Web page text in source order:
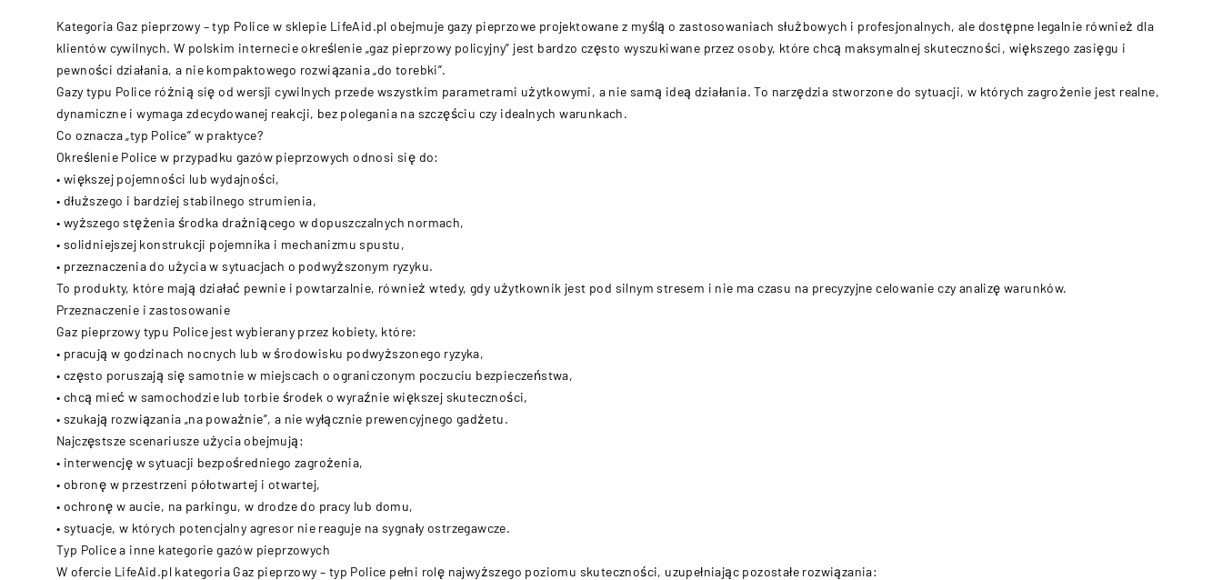
Kategoria Gaz pieprzowy – typ Police w sklepie LifeAid.pl obejmuje gazy pieprzowe projektowane z myślą o zastosowaniach służbowych i profesjonalnych, ale dostępne legalnie również dla
klientów cywilnych. W polskim internecie określenie „gaz pieprzowy policyjny” jest bardzo często wyszukiwane przez osoby, które chcą maksymalnej skuteczności, większego zasięgu i
pewności działania, a nie kompaktowego rozwiązania „do torebki”.
Gazy typu Police różnią się od wersji cywilnych przede wszystkim parametrami użytkowymi, a nie samą ideą działania. To narzędzia stworzone do sytuacji, w których zagrożenie jest realne,
dynamiczne i wymaga zdecydowanej reakcji, bez polegania na szczęściu czy idealnych warunkach.
Co oznacza „typ Police” w praktyce?
Określenie Police w przypadku gazów pieprzowych odnosi się do:
• większej pojemności lub wydajności,
• dłuższego i bardziej stabilnego strumienia,
• wyższego stężenia środka drażniącego w dopuszczalnych normach,
• solidniejszej konstrukcji pojemnika i mechanizmu spustu,
• przeznaczenia do użycia w sytuacjach o podwyższonym ryzyku.
To produkty, które mają działać pewnie i powtarzalnie, również wtedy, gdy użytkownik jest pod silnym stresem i nie ma czasu na precyzyjne celowanie czy analizę warunków.
Przeznaczenie i zastosowanie
Gaz pieprzowy typu Police jest wybierany przez kobiety, które:
• pracują w godzinach nocnych lub w środowisku podwyższonego ryzyka,
• często poruszają się samotnie w miejscach o ograniczonym poczuciu bezpieczeństwa,
• chcą mieć w samochodzie lub torbie środek o wyraźnie większej skuteczności,
• szukają rozwiązania „na poważnie”, a nie wyłącznie prewencyjnego gadżetu.
Najczęstsze scenariusze użycia obejmują:
• interwencję w sytuacji bezpośredniego zagrożenia,
• obronę w przestrzeni półotwartej i otwartej,
• ochronę w aucie, na parkingu, w drodze do pracy lub domu,
• sytuacje, w których potencjalny agresor nie reaguje na sygnały ostrzegawcze.
Typ Police a inne kategorie gazów pieprzowych
W ofercie LifeAid.pl kategoria Gaz pieprzowy – typ Police pełni rolę najwyższego poziomu skuteczności, uzupełniając pozostałe rozwiązania: